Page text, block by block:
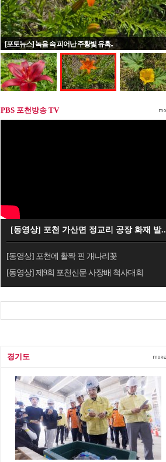
[포토뉴스] 녹음 속 피어난 주황빛 유혹..
PBS 포천방송 TV
[동영상] 포천 가산면 정교리 공장 화재 발..
[동영상] 포천에 활짝 핀 개나리꽃
[동영상] 제9회 포천신문 사장배 척사대회
경기도